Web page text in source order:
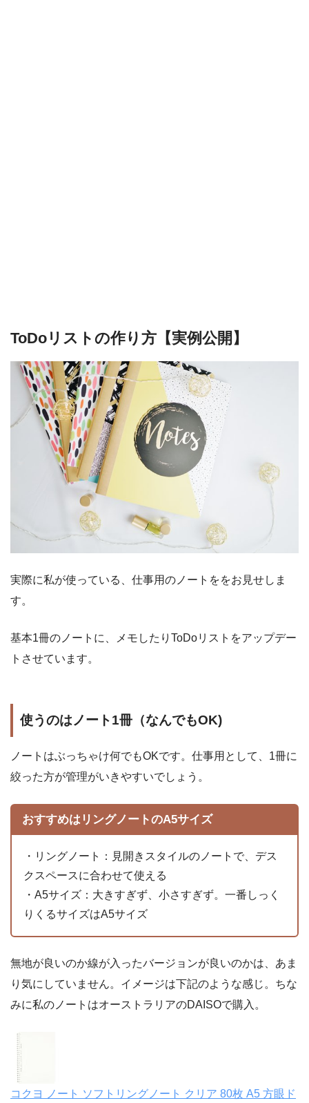
ToDoリストの作り方【実例公開】
実際に私が使っている、仕事用のノートををお見せしま
す。
基本1冊のノートに、メモしたりToDoリストをアップデー
トさせています。
使うのはノート1冊（なんでもOK)
ノートはぶっちゃけ何でもOKです。仕事用として、1冊に
絞った方が管理がいきやすいでしょう。
おすすめはリングノートのA5サイズ
・リングノート：見開きスタイルのノートで、デス
クスペースに合わせて使える
・A5サイズ：大きすぎず、小さすぎず。一番しっく
りくるサイズはA5サイズ
無地が良いのか線が入ったバージョンが良いのかは、あま
り気にしていません。イメージは下記のような感じ。ちな
みに私のノートはオーストラリアのDAISOで購入。
コクヨ ノート ソフトリングノート クリア 80枚 A5 方眼ド